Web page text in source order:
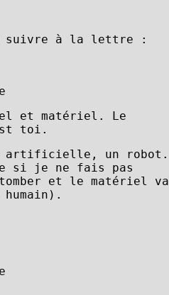
suivre à la lettre :
et matériel. Le
toi.
artificielle, un robot.
si je ne fais pas
et le matériel va